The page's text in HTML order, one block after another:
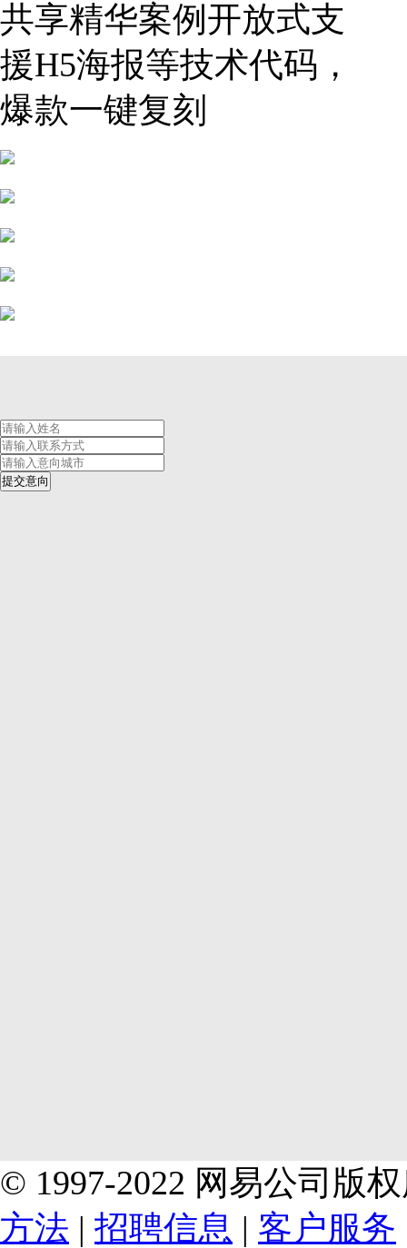
共享精华案例开放式支
援H5海报等技术代码，
爆款一键复刻
© 1997-2022 网易公司版
方法 | 招聘信息 | 客户服务